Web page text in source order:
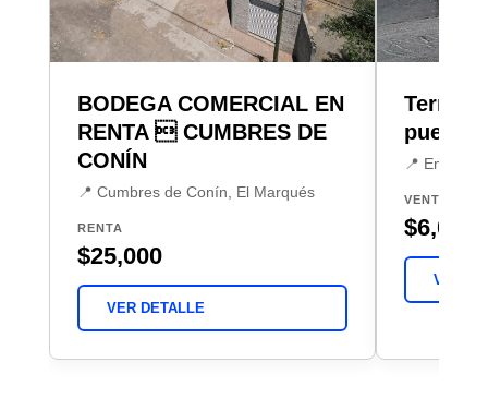
BODEGA COMERCIAL EN
RENTA  CUMBRES DE
CONÍN
📍 Cumbres de Conín, El Marqués
RENTA
$25,000
VER DETALLE
📍
VENTA
VER